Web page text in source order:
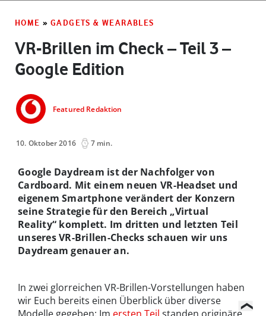
HOME » GADGETS & WEARABLES
VR-Brillen im Check – Teil 3 –
Google Edition
Featured Redaktion
10. Oktober 2016 7 min.
Google Daydream ist der Nachfolger von
Cardboard. Mit einem neuen VR-Headset und
eigenem Smartphone verändert der Konzern
seine Strategie für den Bereich „Virtual
Reality“ komplett. Im dritten und letzten Teil
unseres VR-Brillen-Checks schauen wir uns
Daydream genauer an.
In zwei glorreichen VR-Brillen-Vorstellungen haben
wir Euch bereits einen Überblick über diverse
Modelle gegeben: Im ersten Teil standen originäre